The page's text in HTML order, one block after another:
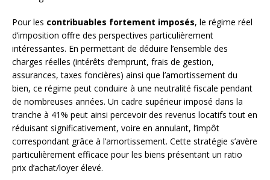
Pour les contribuables fortement imposés, le régime réel
d’imposition offre des perspectives particulièrement
intéressantes. En permettant de déduire l’ensemble des
charges réelles (intérêts d’emprunt, frais de gestion,
assurances, taxes foncières) ainsi que l’amortissement du
bien, ce régime peut conduire à une neutralité fiscale pendant
de nombreuses années. Un cadre supérieur imposé dans la
tranche à 41% peut ainsi percevoir des revenus locatifs tout en
réduisant significativement, voire en annulant, l’impôt
correspondant grâce à l’amortissement. Cette stratégie s’avère
particulièrement efficace pour les biens présentant un ratio
prix d’achat/loyer élevé.